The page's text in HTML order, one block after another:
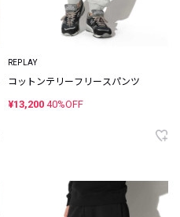
REPLAY
コットンテリーフリースパンツ
¥13,200 40%OFF